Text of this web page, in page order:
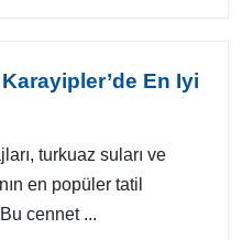
En Iyi
turkuaz suları ve
en popüler tatil
cennet ...